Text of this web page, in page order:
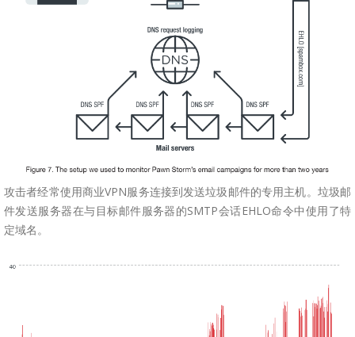
攻击者经常使用商业VPN服务连接到发送垃圾邮件的专用主机。垃圾邮
件发送服务器在与目标邮件服务器的SMTP会话EHLO命令中使用了特
定域名。